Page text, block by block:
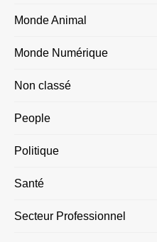
Monde Animal
Monde Numérique
Non classé
People
Politique
Santé
Secteur Professionnel